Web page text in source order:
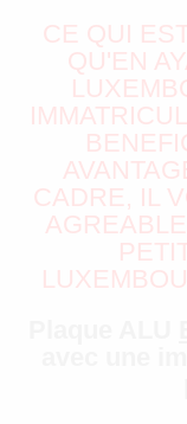
CE QUI
QU'EN
CADRE, IL